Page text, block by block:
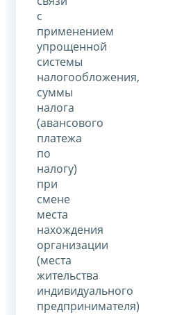
с
применением
упрощенной
системы
налогообложения,
суммы
налога
(авансового
платежа
по
налогу)
при
смене
места
нахождения
организации
(места
жительства
индивидуального
предпринимателя)